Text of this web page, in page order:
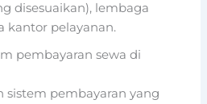
disesuaikan), lembaga
kantor pelayanan.
pembayaran sewa di
sistem pembayaran yang